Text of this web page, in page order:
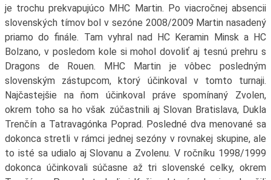
je trochu prekvapujúco MHC Martin. Po viacročnej absencii
slovenských tímov bol v sezóne 2008/2009 Martin nasadený
priamo do finále. Tam vyhral nad HC Keramin Minsk a HC
Bolzano, v posledom kole si mohol dovoliť aj tesnú prehru s
Dragons de Rouen. MHC Martin je vôbec posledným
slovenským zástupcom, ktorý účinkoval v tomto turnaji.
Najčastejšie na ňom účinkoval práve spomínaný Zvolen,
okrem toho sa ho však zúčastnili aj Slovan Bratislava, Dukla
Trenčín a Tatravagónka Poprad. Posledné dva menované sa
dokonca stretli v rámci jednej sezóny v rovnakej skupine, ale
to isté sa udialo aj Slovanu a Zvolenu. V ročníku 1998/1999
dokonca účinkovali súčasne až tri slovenské celky, okrem